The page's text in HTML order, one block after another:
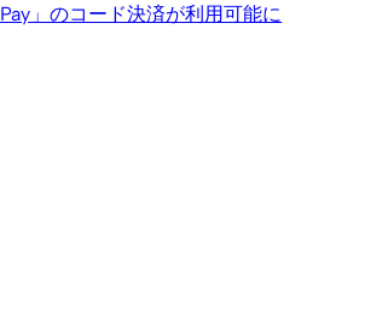
」のコード決済が利用可能に